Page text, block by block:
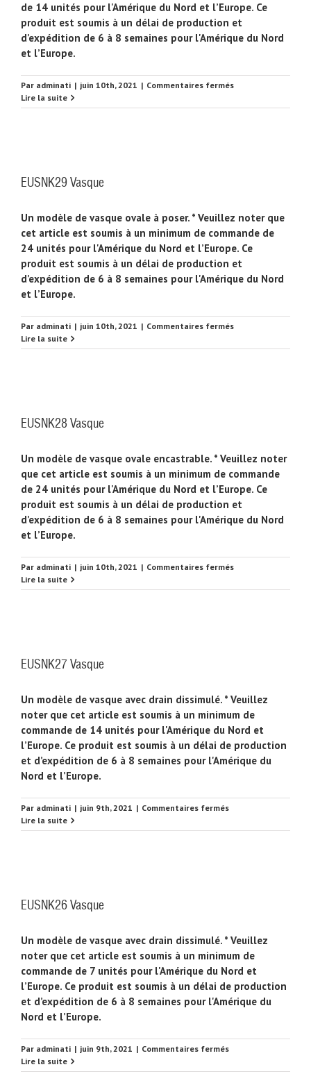
de 14 unités pour l'Amérique du Nord et l’Europe. Ce
produit est soumis à un délai de production et
d’expédition de 6 à 8 semaines pour l'Amérique du Nord
et l’Europe.
Par adminati | juin 10th, 2021 | Commentaires ferméssur
Vasque
Lire la suite
EUSNK29 Vasque
Un modèle de vasque ovale à poser. * Veuillez noter que
cet article est soumis à un minimum de commande de
24 unités pour l'Amérique du Nord et l’Europe. Ce
produit est soumis à un délai de production et
d’expédition de 6 à 8 semaines pour l'Amérique du Nord
et l’Europe.
Par adminati | juin 10th, 2021 | Commentaires ferméssur
Vasque
Lire la suite
EUSNK28 Vasque
Un modèle de vasque ovale encastrable. * Veuillez noter
que cet article est soumis à un minimum de commande
de 24 unités pour l'Amérique du Nord et l’Europe. Ce
produit est soumis à un délai de production et
d’expédition de 6 à 8 semaines pour l'Amérique du Nord
et l’Europe.
Par adminati | juin 10th, 2021 | Commentaires ferméssur
Vasque
Lire la suite
EUSNK27 Vasque
Un modèle de vasque avec drain dissimulé. * Veuillez
noter que cet article est soumis à un minimum de
commande de 14 unités pour l'Amérique du Nord et
l’Europe. Ce produit est soumis à un délai de production
et d’expédition de 6 à 8 semaines pour l'Amérique du
Nord et l’Europe.
Par adminati | juin 9th, 2021 | Commentaires ferméssur
Vasque
Lire la suite
EUSNK26 Vasque
Un modèle de vasque avec drain dissimulé. * Veuillez
noter que cet article est soumis à un minimum de
commande de 7 unités pour l'Amérique du Nord et
l’Europe. Ce produit est soumis à un délai de production
et d’expédition de 6 à 8 semaines pour l'Amérique du
Nord et l’Europe.
Par adminati | juin 9th, 2021 | Commentaires ferméssur
Vasque
Lire la suite